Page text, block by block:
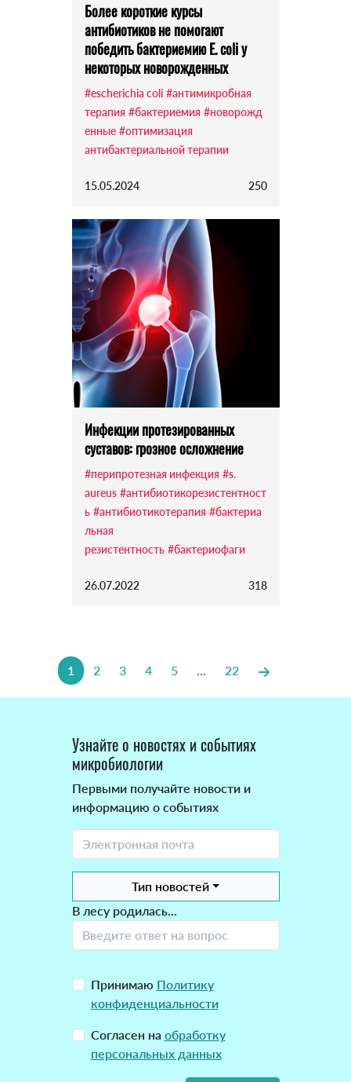
Более короткие курсы
антибиотиков не помогают
победить бактериемию E. coli у
некоторых новорожденных
#escherichia coli #антимикробная
терапия #бактериемия #новорожд
енные #оптимизация
антибактериальной терапии
15.05.2024 250
Инфекции протезированных
суставов: грозное осложнение
#перипротезная инфекция #s.
aureus #антибиотикорезистентност
ь #антибиотикотерапия #бактериа
льная
резистентность #бактериофаги
26.07.2022 318
1 2 3 4 5 ... 22
Узнайте о новостях и событиях
микробиологии
Первыми получайте новости и
информацию о событиях
Тип новостей
В лесу родилась...
Принимаю Политику
конфиденциальности
Согласен на обработку
персональных данных